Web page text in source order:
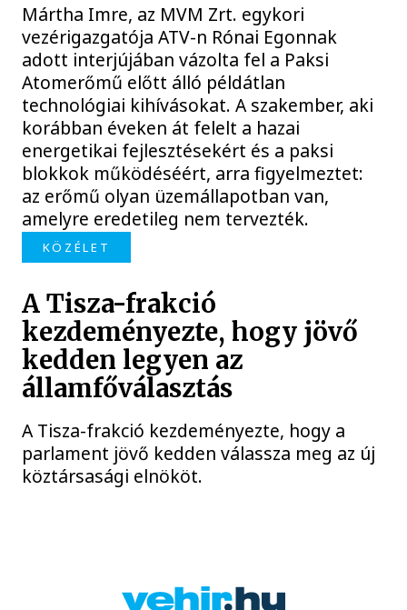
Mártha Imre, az MVM Zrt. egykori
vezérigazgatója ATV-n Rónai Egonnak
adott interjújában vázolta fel a Paksi
Atomerőmű előtt álló példátlan
technológiai kihívásokat. A szakember, aki
korábban éveken át felelt a hazai
energetikai fejlesztésekért és a paksi
blokkok működéséért, arra figyelmeztet:
az erőmű olyan üzemállapotban van,
amelyre eredetileg nem tervezték.
KÖZÉLET
A Tisza-frakció
kezdeményezte, hogy jövő
kedden legyen az
államfőválasztás
A Tisza-frakció kezdeményezte, hogy a
parlament jövő kedden válassza meg az új
köztársasági elnököt.